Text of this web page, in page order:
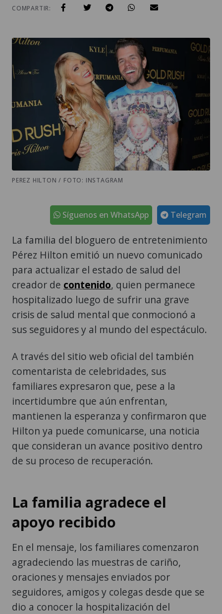
COMPARTIR:
PEREZ HILTON / FOTO: INSTAGRAM
Telegram
Síguenos en WhatsApp
La familia del bloguero de entretenimiento
Pérez Hilton emitió un nuevo comunicado
para actualizar el estado de salud del
creador de contenido, quien permanece
hospitalizado luego de sufrir una grave
crisis de salud mental que conmocionó a
sus seguidores y al mundo del espectáculo.
A través del sitio web oficial del también
comentarista de celebridades, sus
familiares expresaron que, pese a la
incertidumbre que aún enfrentan,
mantienen la esperanza y confirmaron que
Hilton ya puede comunicarse, una noticia
que consideran un avance positivo dentro
de su proceso de recuperación.
La familia agradece el
apoyo recibido
En el mensaje, los familiares comenzaron
agradeciendo las muestras de cariño,
oraciones y mensajes enviados por
seguidores, amigos y colegas desde que se
dio a conocer la hospitalización del